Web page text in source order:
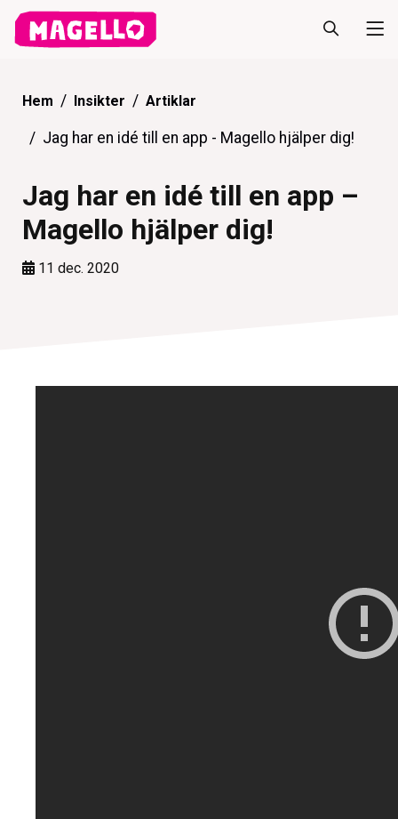
Hem Insikter Artiklar
Jag har en idé till en app - Magello hjälper dig!
Jag har en idé till en app –
Magello hjälper dig!
11 dec. 2020